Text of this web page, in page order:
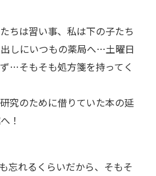
ちは習い事、私は下の子たち
しにいつもの薬局へ…土曜日
…そもそも処方箋を持ってく
究のために借りていた本の延
！
忘れるくらいだから、そもそ